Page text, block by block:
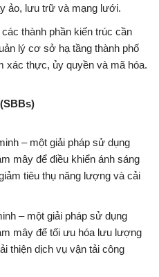
ảo, lưu trữ và mạng lưới.
thành phần kiến trúc cần
lý cơ sở hạ tầng thành phố
xác thực, ủy quyền và mã hóa.
– một giải pháp sử dụng
mây để điều khiển ánh sáng
tiêu thụ năng lượng và cải
– một giải pháp sử dụng
mây để tối ưu hóa lưu lượng
thiện dịch vụ vận tải công